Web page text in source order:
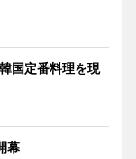
国定番料理を現
幕